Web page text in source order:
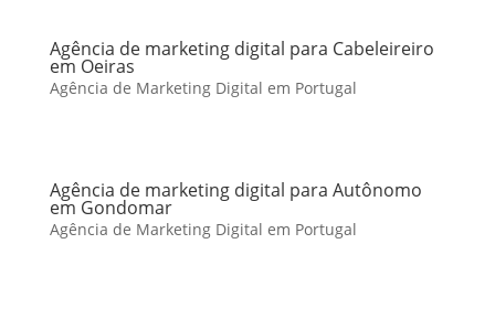
Agência de marketing digital para Cabeleireiro
em Oeiras
Agência de Marketing Digital em Portugal
Agência de marketing digital para Autônomo
em Gondomar
Agência de Marketing Digital em Portugal